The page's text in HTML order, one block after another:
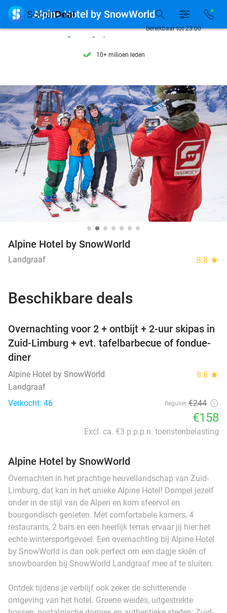
7 dagen per week beschikbaar
7 dagen per week beschikbaar
10+ miljoen leden
Bereikbaar tot 23:00
 Alpine Hotel by SnowWorld
Alpine Hotel by SnowWorld
Landgraaf 8.8 star
Beschikbare deals
Overnachting voor 2 + ontbijt + 2-uur skipas in
Zuid-Limburg + evt. tafelbarbecue of fondue-
diner
Alpine Hotel by SnowWorld 8.8 star
Landgraaf
Verkocht: 46
Regulier €244
€158
Excl. ca. €3 p.p.p.n. toeristenbelasting
Alpine Hotel by SnowWorld
Overnachten in het prachtige heuvellandschap van Zuid-
Limburg, dat kan in het unieke Alpine Hotel! Dompel jezelf
onder in de stijl van de Alpen en kom sfeervol en
bourgondisch genieten. Met comfortabele kamers, 4
restaurants, 2 bars en een heerlijk terras ervaar jij hier het
echte wintersportgevoel. Een overnachting bij Alpine Hotel
by SnowWorld is dan ook perfect om een dagje skiën of
snowboarden bij SnowWorld Landgraaf mee af te sluiten.
Ontdek tijdens je verblijf ook zeker de schitterende
omgeving van het hotel. Groene weides, uitgestrekte